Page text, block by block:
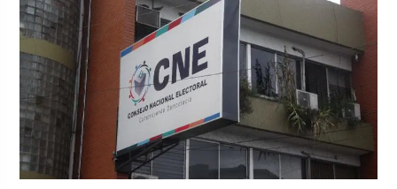
anuncia
fecha
del
inicio
de
campañas
electorales